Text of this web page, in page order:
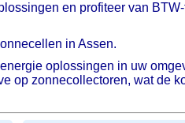
en profiteer van
in Assen.
oplossingen in uw
zonnecollectoren, wat de